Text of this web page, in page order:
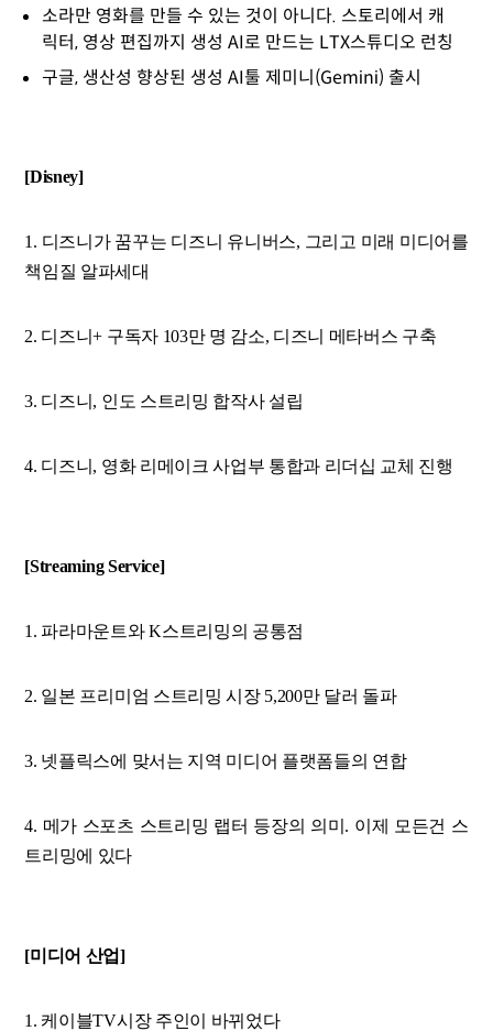
소라만 영화를 만들 수 있는 것이 아니다. 스토리에서 캐
릭터, 영상 편집까지 생성 AI로 만드는 LTX스튜디오 런칭
구글, 생산성 향상된 생성 AI툴 제미니(Gemini) 출시
[Disney]
1. 디즈니가 꿈꾸는 디즈니 유니버스, 그리고 미래 미디어를
책임질 알파세대
2. 디즈니+ 구독자 103만 명 감소, 디즈니 메타버스 구축
3. 디즈니, 인도 스트리밍 합작사 설립
4. 디즈니, 영화 리메이크 사업부 통합과 리더십 교체 진행
[Streaming Service]
1. 파라마운트와 K스트리밍의 공통점
2. 일본 프리미엄 스트리밍 시장 5,200만 달러 돌파
3. 넷플릭스에 맞서는 지역 미디어 플랫폼들의 연합
4. 메가 스포츠 스트리밍 랩터 등장의 의미. 이제 모든건 스
트리밍에 있다
[미디어 산업]
1. 케이블TV시장 주인이 바뀌었다